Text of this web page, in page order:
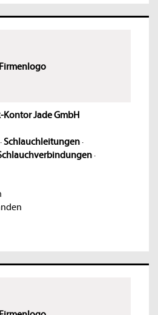
Firmenlogo
Jade GmbH
·Schlauchleitungen·
·